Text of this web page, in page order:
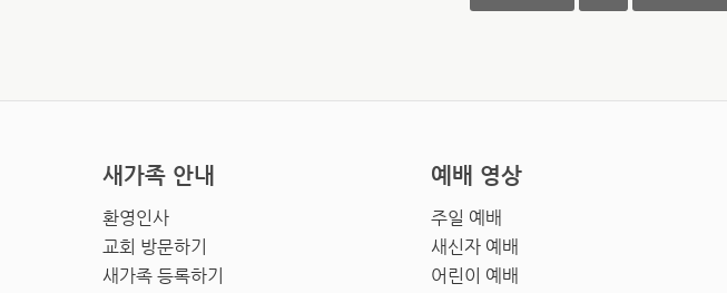
새가족 안내
환영인사
교회 방문하기
새가족 등록하기
예배 영상
주일 예배
새신자 예배
어린이 예배